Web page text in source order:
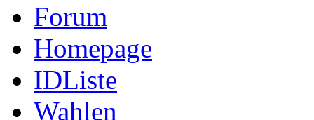
Forum
Homepage
IDListe
Wahlen